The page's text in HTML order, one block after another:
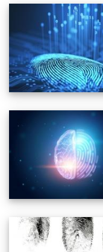
: un
sur son
France
l'attention
les